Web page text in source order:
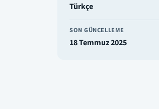
Türkçe
SON GÜNCELLEME
18 Temmuz 2025